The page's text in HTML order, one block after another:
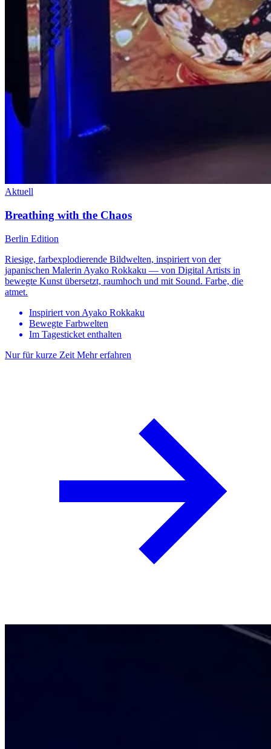
Aktuell
Breathing with the Chaos
Berlin Edition
Riesige, farbexplodierende Bildwelten, inspiriert von der
japanischen Malerin Ayako Rokkaku — von Digital Artists in
bewegte Kunst übersetzt, raumhoch und mit Sound. Farbe, die
atmet.
Inspiriert von Ayako Rokkaku
Bewegte Farbwelten
Im Tagesticket enthalten
Nur für kurze Zeit Mehr erfahren